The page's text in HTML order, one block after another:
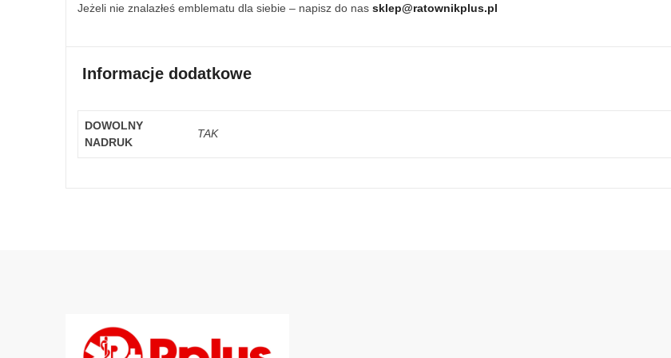
Jeżeli nie znalazłeś emblematu dla siebie – napisz do nas sklep@ratownikplus.pl
Informacje dodatkowe
DOWOLNY
NADRUK
TAK